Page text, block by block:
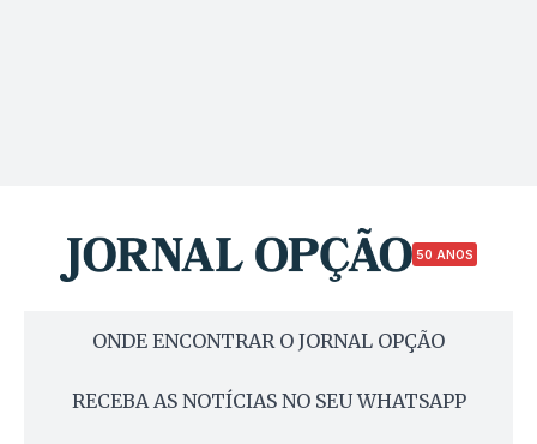
50 ANOS
ONDE ENCONTRAR O JORNAL OPÇÃO
RECEBA AS NOTÍCIAS NO SEU WHATSAPP